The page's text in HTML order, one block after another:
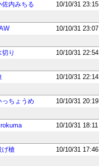
佐内みちる 10/10/31 23:15
10/10/31 23:07
切り 10/10/31 22:54
10/10/31 22:14
っちょうめ 10/10/31 20:19
10/10/31 18:11
げ槍 10/10/31 17:46